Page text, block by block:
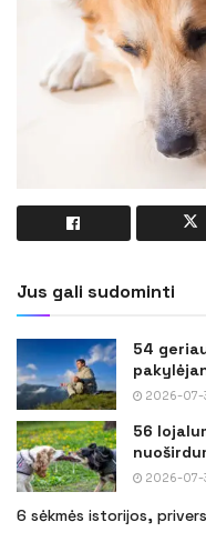
Jus gali sudominti
54
2026-07-
56
2026-07-
6 sėkmės istorijos,